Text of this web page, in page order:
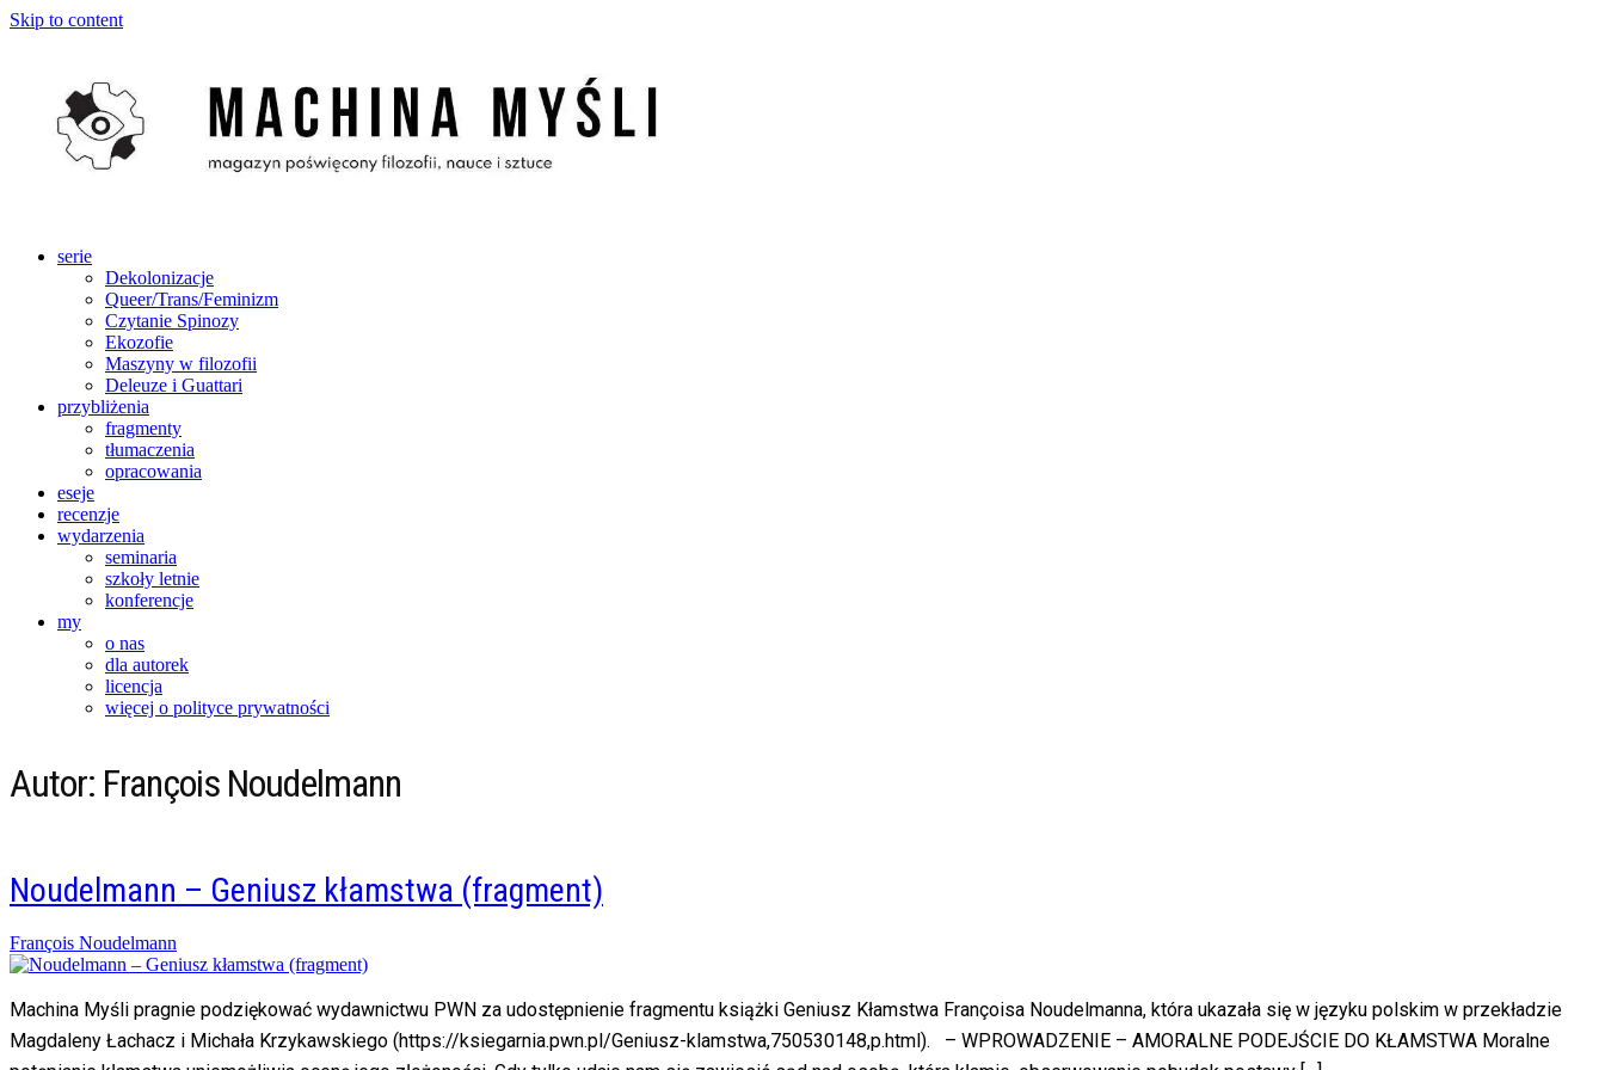
Skip to content
serie
Dekolonizacje
Queer/Trans/Feminizm
Czytanie Spinozy
Ekozofie
Maszyny w filozofii
Deleuze i Guattari
przybliżenia
fragmenty
tłumaczenia
opracowania
eseje
recenzje
wydarzenia
seminaria
szkoły letnie
konferencje
my
o nas
dla autorek
licencja
więcej o polityce prywatności
Autor: François Noudelmann
Noudelmann – Geniusz kłamstwa (fragment)
Posted
on
François Noudelmann
Machina Myśli pragnie podziękować wydawnictwu PWN za udostępnienie fragmentu książki Geniusz Kłamstwa Françoisa Noudelmanna, która ukazała się w języku polskim w przekładzie
Magdaleny Łachacz i Michała Krzykawskiego (https://ksiegarnia.pwn.pl/Geniusz-klamstwa,750530148,p.html). – WPROWADZENIE – AMORALNE PODEJŚCIE DO KŁAMSTWA Moralne